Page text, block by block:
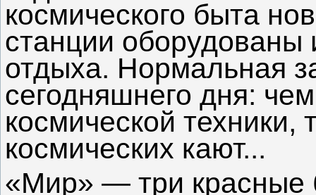
космического быта
станции
отдыха. Нормальная
сегодняшнего дня:
космической
космических кают...
«Мир» — три красные